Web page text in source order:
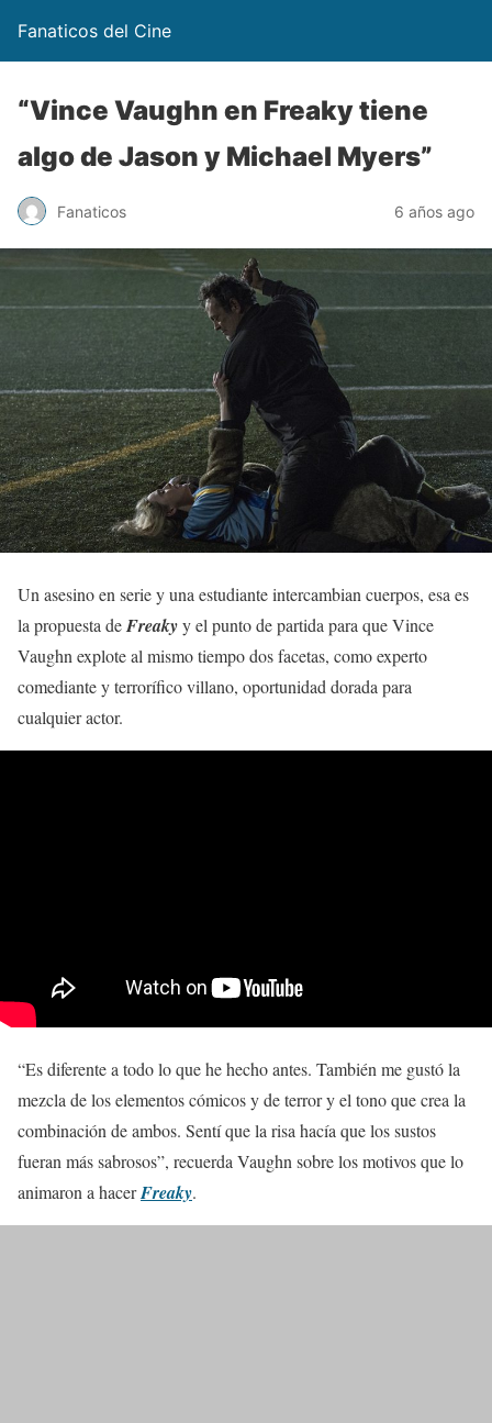
Fanaticos del Cine
“Vince Vaughn en Freaky tiene
algo de Jason y Michael Myers”
Fanaticos 6 años ago
Un asesino en serie y una estudiante intercambian cuerpos, esa es
la propuesta deFreakyy el punto de partida para que Vince
Vaughn explote al mismo tiempo dos facetas, como experto
comediante y terrorífico villano, oportunidad dorada para
cualquier actor.
“Es diferente a todo lo que he hecho antes. También me gustó la
mezcla de los elementos cómicos y de terror y el tono que crea la
combinación de ambos. Sentí que la risa hacía que los sustos
fueran más sabrosos”, recuerda Vaughn sobre los motivos que lo
animaron a hacerFreaky.